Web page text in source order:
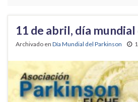
11 de abril, día
Archivado en Día Mundial del Parkinson